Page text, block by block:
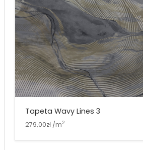
Tapeta Wavy Lines 3
279,00zł /m2